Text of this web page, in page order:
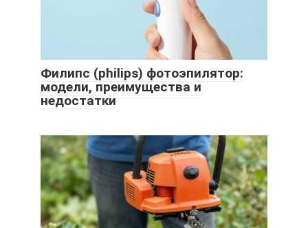
Филипс (philips) фотоэпилятор:
модели, преимущества и
недостатки